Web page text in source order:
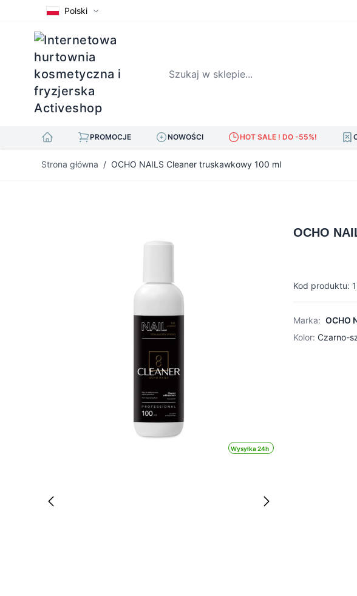
Polski
Szukaj w sklepie...
PROMOCJE NOWOŚCI HOT SALE ! DO -55%!
Strona główna / OCHO NAILS Cleaner truskawkowy 100 ml
Wysyłka 24h
OCHO
Kod produktu:
Marka: OCHO
Kolor: Czarno-